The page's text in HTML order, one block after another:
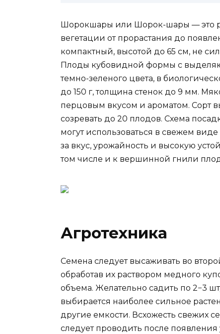
Шорокшары или Шорок-шары — это
вегетации от прорастания до
компактный, высотой до 65 см, не
Плоды кубовидной формы с
темно-зеленого цвета, в
до 150 г, толщина стенок до 9 мм.
перцовым вкусом и ароматом. Сорт
созревать до 20 плодов. Схема
могут использоваться в свежем
за вкус, урожайность и высокую
том числе и к вершинной гнили
Агротехника
Семена следует высаживать во
обработав их раствором медного
объема. Желательно садить по 2−3
выбирается наиболее сильное
другие емкости. Всхожесть свежих
следует проводить после появления